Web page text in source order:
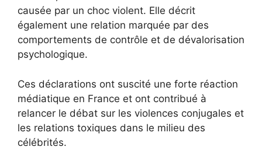
causée par un choc violent. Elle décrit
également une relation marquée par des
comportements de contrôle et de dévalorisation
psychologique.
Ces déclarations ont suscité une forte réaction
médiatique en France et ont contribué à
relancer le débat sur les violences conjugales et
les relations toxiques dans le milieu des
célébrités.